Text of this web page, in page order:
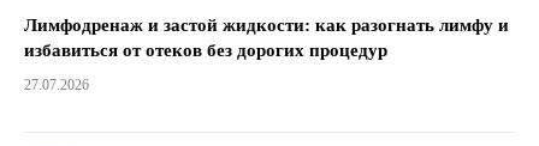
Лимфодренаж и застой жидкости: как разогнать лимфу и
избавиться от отеков без дорогих процедур
27.07.2026